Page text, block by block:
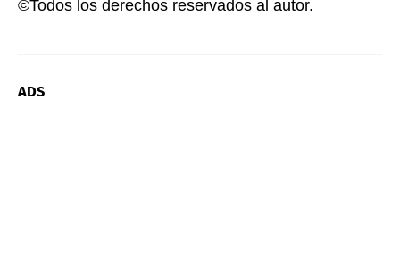
©Todos los derechos reservados al autor.
ADS